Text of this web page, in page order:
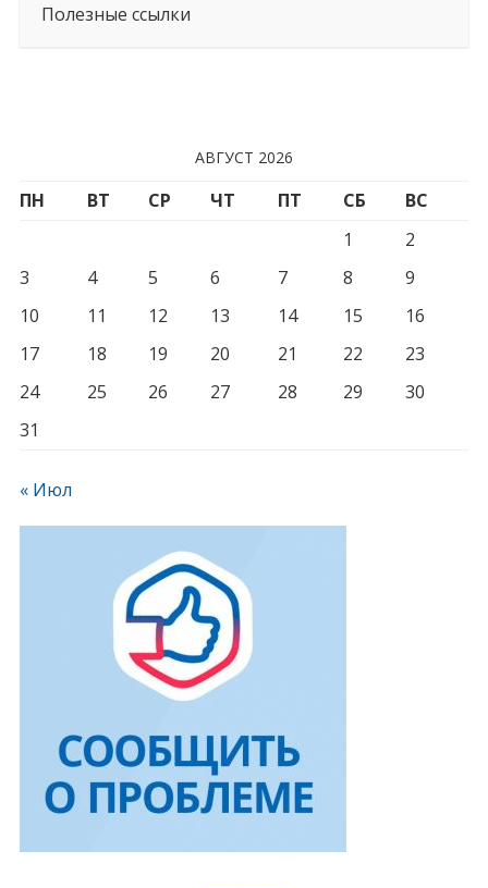
Полезные ссылки
АВГУСТ 2026
ПН ВТ СР ЧТ ПТ СБ
ВС
1
2
3
4 5 6 7 8
9
10
11 12 13 14 15
16
17
18 19 20 21 22
23
24
25 26 27 28 29
30
31
« Июл